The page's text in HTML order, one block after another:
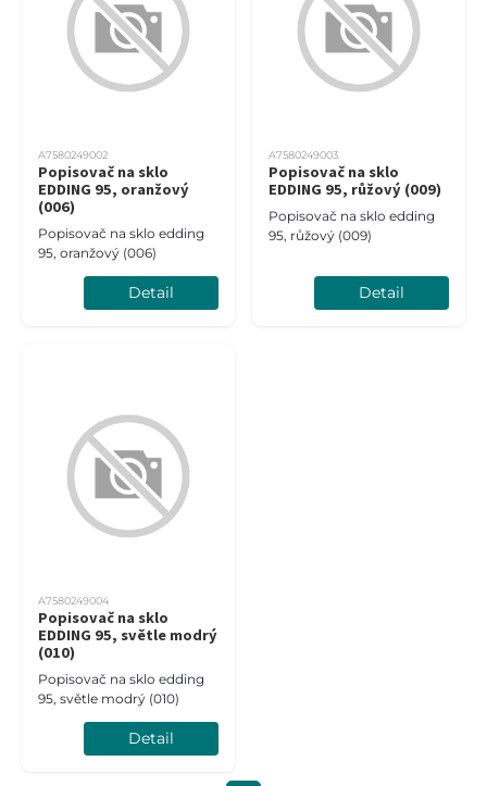
A7580249002
Popisovač na sklo
EDDING 95, oranžový
(006)
Popisovač na sklo edding
95, oranžový (006)
Detail
A7580249003
Popisovač na sklo
EDDING 95, růžový (009)
Popisovač na sklo edding
95, růžový (009)
Detail
A7580249004
Popisovač na sklo
EDDING 95, světle modrý
(010)
Popisovač na sklo edding
95, světle modrý (010)
Detail